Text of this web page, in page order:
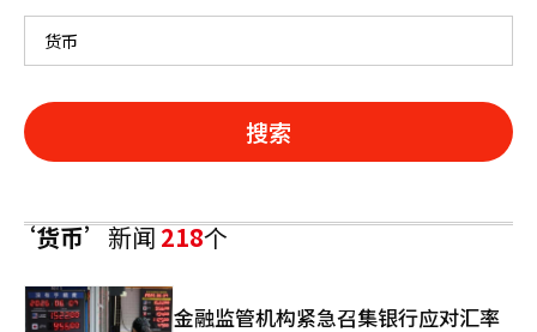
搜索
‘货币’新闻218个
金融监管机构紧急召集银行应对汇率